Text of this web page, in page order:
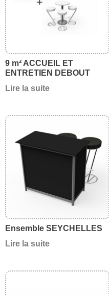
9 m² ACCUEIL ET
ENTRETIEN DEBOUT
Lire la suite
Ensemble SEYCHELLES
Lire la suite